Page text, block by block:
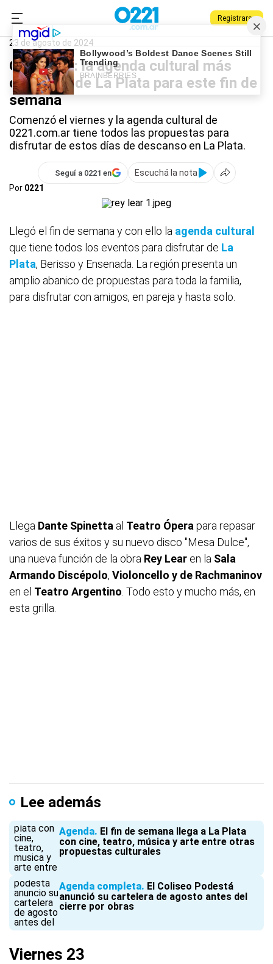
Registrarse
0221.com.ar
Agenda cultural
23 de agosto de 2024
Qué Hago: la agenda cultural más
completa de La Plata para este fin de
semana
Comenzó el viernes y la agenda cultural de
0221.com.ar tiene todos las propuestas para
disfrutar de estos días de descanso en La Plata.
Seguí a 0221 en
Escuchá la nota
Por 0221
Llegó el fin de semana y con ello la agenda cultural
que tiene todos los eventos para disfrutar de La
Plata, Berisso y Ensenada. La región presenta un
amplio abanico de propuestas para toda la familia,
para disfrutar con amigos, en pareja y hasta solo.
Llega Dante Spinetta al Teatro Ópera para repasar
varios de sus éxitos y su nuevo disco "Mesa Dulce",
una nueva función de la obra Rey Lear en la Sala
Armando Discépolo, Violoncello y de Rachmaninov
en el Teatro Argentino . Todo esto y mucho más, en
esta grilla.
Lee además
Agenda El fin de semana llega a La Plata
con cine, teatro, música y arte entre otras
propuestas culturales
Agenda completa El Coliseo Podestá
anunció su cartelera de agosto antes del
cierre por obras
Viernes 23